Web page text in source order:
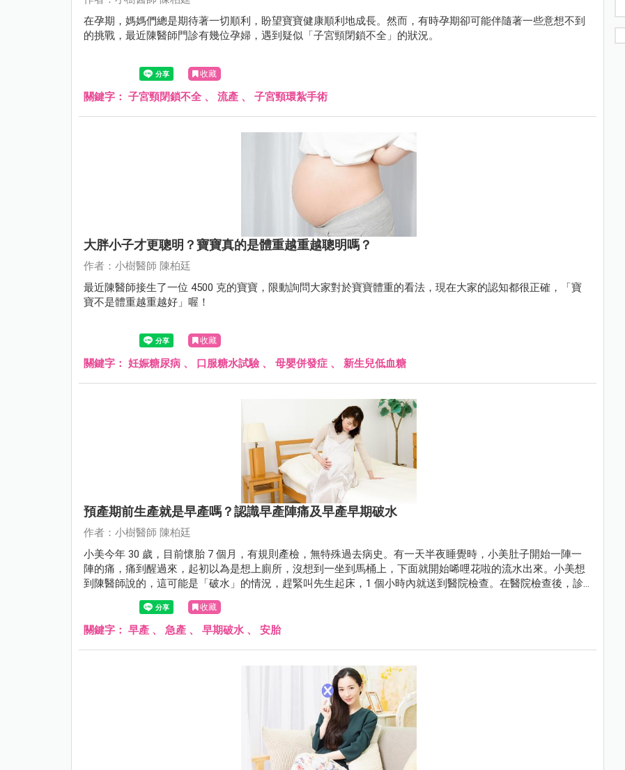
在孕期，媽媽們總是期待著一切順利，盼望寶寶健康順利地成長。然而，有時孕期卻可能伴隨著一些意想不到
的挑戰，最近陳醫師門診有幾位孕婦，遇到疑似「子宮頸閉鎖不全」的狀況。
收藏
關鍵字： 子宮頸閉鎖不全 、 流產 、 子宮頸環紮手術
大胖小子才更聰明？寶寶真的是體重越重越聰明嗎？
作者：小樹醫師 陳柏廷
最近陳醫師接生了一位 4500 克的寶寶，限動詢問大家對於寶寶體重的看法，現在大家的認知都很正確，「寶
寶不是體重越重越好」喔！
收藏
關鍵字： 妊娠糖尿病 、 口服糖水試驗、 母嬰併發症 、 新生兒低血糖
預產期前生產就是早產嗎？認識早產陣痛及早產早期破水
作者：小樹醫師 陳柏廷
小美今年 30 歲，目前懷胎 7 個月，有規則產檢，無特殊過去病史。有一天半夜睡覺時，小美肚子開始一陣一
陣的痛，痛到醒過來，起初以為是想上廁所，沒想到一坐到馬桶上，下面就開始唏哩花啦的流水出來。小美想
到陳醫師說的，這可能是「破水」的情況，趕緊叫先生起床，1 個小時內就送到醫院檢查。在醫院檢查後，診
斷為「早產陣痛」合併破水。緊急給予安胎藥物及肺泡成熟劑、硫酸鎂治療。後來在懷孕近 9 個月，生出一位
健康的嬰兒，母子順利出院。
收藏
關鍵字： 早產 、 急產 、 早期破水 、 安胎